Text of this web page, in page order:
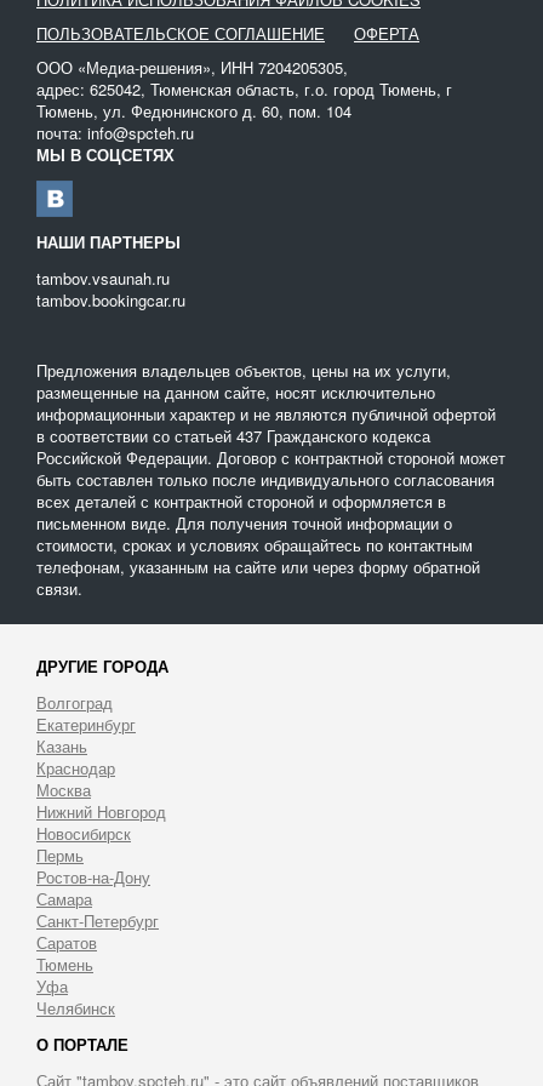
быстро и качественно пробурить любой тип грунта на
необходимую Вам глубину и ширину. на нашем портале Вы
можете найти и заказать ямобуры от ведущих мировых
производителей на мощной основе типа вездехода, КАМАЗа,
УРАЛа, прочей надежной и мощной техники. Также
использование неприхотливой и удобной бурильно-крановой
машины Daewoo позволяет выполнить работу качественно и
очень быстро. Благодаря большому метражу вылета стрелы
всю технику можно использовать без заезда на участок, не
портя ландшафт. Все ямобуры, которые можно арендовать,
работают.
ПОЛЬЗОВАТЕЛЬСКОЕ СОГЛАШЕНИЕ
ОФЕРТА
ООО «Медиа-решения», ИНН 7204205305,
адрес: 625042, Тюменская область, г.о. город Тюмень, г
Тюмень, ул. Федюнинского д. 60, пом. 104
почта: info@spcteh.ru
МЫ В СОЦСЕТЯХ
НАШИ ПАРТНЕРЫ
tambov.vsaunah.ru
tambov.bookingcar.ru
Предложения владельцев объектов, цены на их услуги,
размещенные на данном сайте, носят исключительно
информационныи характер и не являются публичной офертой
в соответствии со статьей 437 Гражданского кодекса
Российской Федерации. Договор с контрактной стороной может
быть составлен только после индивидуального согласования
всех деталей с контрактной стороной и оформляется в
письменном виде. Для получения точной информации о
стоимости, сроках и условиях обращайтесь по контактным
телефонам, указанным на сайте или через форму обратной
связи.
ДРУГИЕ ГОРОДА
Волгоград
Екатеринбург
Казань
Краснодар
Москва
Нижний Новгород
Новосибирск
Пермь
Ростов-на-Дону
Самара
Санкт-Петербург
Саратов
Тюмень
Уфа
Челябинск
О ПОРТАЛЕ
Сайт "tambov.spcteh.ru" - это сайт объявлений поставщиков